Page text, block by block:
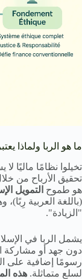
ما هو الربا ولماذا
تخيلوا نظامًا ماليًا
تحقيق الأرباح من
هو طموح التمويل
(باللغة العربية
"الزيادة".
يشمل الربا في
دون جهد أو مشاركة
رسومًا إضافية على
لسلع متماثلة. هذه